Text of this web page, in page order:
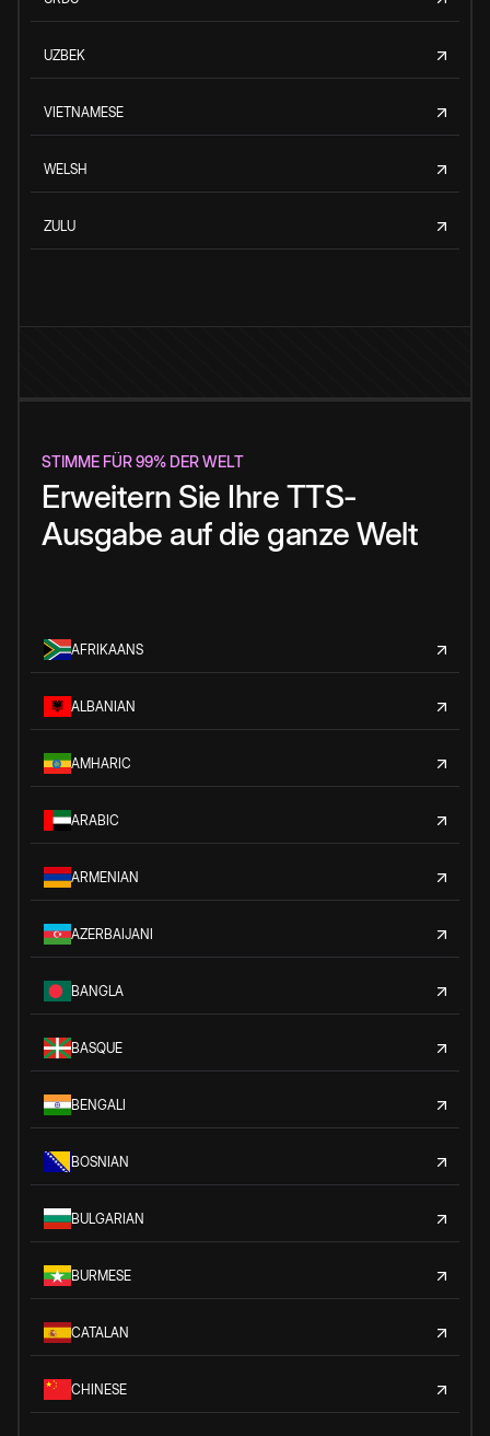
UZBEK
VIETNAMESE
WELSH
ZULU
STIMME FÜR 99% DER WELT
Erweitern Sie Ihre TTS-
Ausgabe auf die ganze Welt
AFRIKAANS
ALBANIAN
AMHARIC
ARABIC
ARMENIAN
AZERBAIJANI
BANGLA
BASQUE
BENGALI
BOSNIAN
BULGARIAN
BURMESE
CATALAN
CHINESE